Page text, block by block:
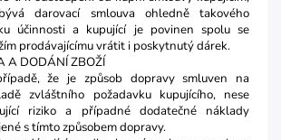
darovací smlouva ohledně takového
účinnosti a kupující je povinen spolu se
prodávajícímu vrátit i poskytnutý dárek.
A DODÁNÍ ZBOŽÍ
že je způsob dopravy smluven na
zvláštního požadavku kupujícího, nese
riziko a případné dodatečné náklady
s tímto způsobem dopravy.